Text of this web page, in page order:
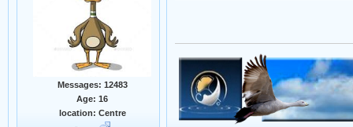
Messages: 12483
Age: 16
location: Centre